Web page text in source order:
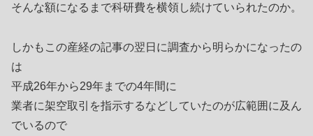
そんな額になるまで科研費を横領し続けていられたのか。
しかもこの産経の記事の翌日に調査から明らかになったの
は
平成26年から29年までの4年間に
業者に架空取引を指示するなどしていたのが広範囲に及ん
でいるので